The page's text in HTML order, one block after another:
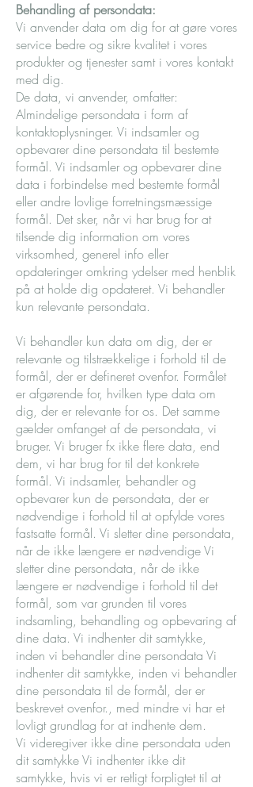
Behandling af persondata:
Vi anvender data om dig for at gøre vores
service bedre og sikre kvalitet i vores
produkter og tjenester samt i vores kontakt
med dig.
De data, vi anvender, omfatter:
Almindelige persondata i form af
kontaktoplysninger. Vi indsamler og
opbevarer dine persondata til bestemte
formål. Vi indsamler og opbevarer dine
data i forbindelse med bestemte formål
eller andre lovlige forretningsmæssige
formål. Det sker, når vi har brug for at
tilsende dig information om vores
virksomhed, generel info eller
opdateringer omkring ydelser med henblik
på at holde dig opdateret. Vi behandler
kun relevante persondata.
Vi behandler kun data om dig, der er
relevante og tilstrækkelige i forhold til de
formål, der er defineret ovenfor. Formålet
er afgørende for, hvilken type data om
dig, der er relevante for os. Det samme
gælder omfanget af de persondata, vi
bruger. Vi bruger fx ikke flere data, end
dem, vi har brug for til det konkrete
formål. Vi indsamler, behandler og
opbevarer kun de persondata, der er
nødvendige i forhold til at opfylde vores
fastsatte formål. Vi sletter dine persondata,
når de ikke længere er nødvendige Vi
sletter dine persondata, når de ikke
længere er nødvendige i forhold til det
formål, som var grunden til vores
indsamling, behandling og opbevaring af
dine data. Vi indhenter dit samtykke,
inden vi behandler dine persondata Vi
indhenter dit samtykke, inden vi behandler
dine persondata til de formål, der er
beskrevet ovenfor., med mindre vi har et
lovligt grundlag for at indhente dem.
Vi videregiver ikke dine persondata uden
dit samtykke Vi indhenter ikke dit
samtykke, hvis vi er retligt forpligtet til at